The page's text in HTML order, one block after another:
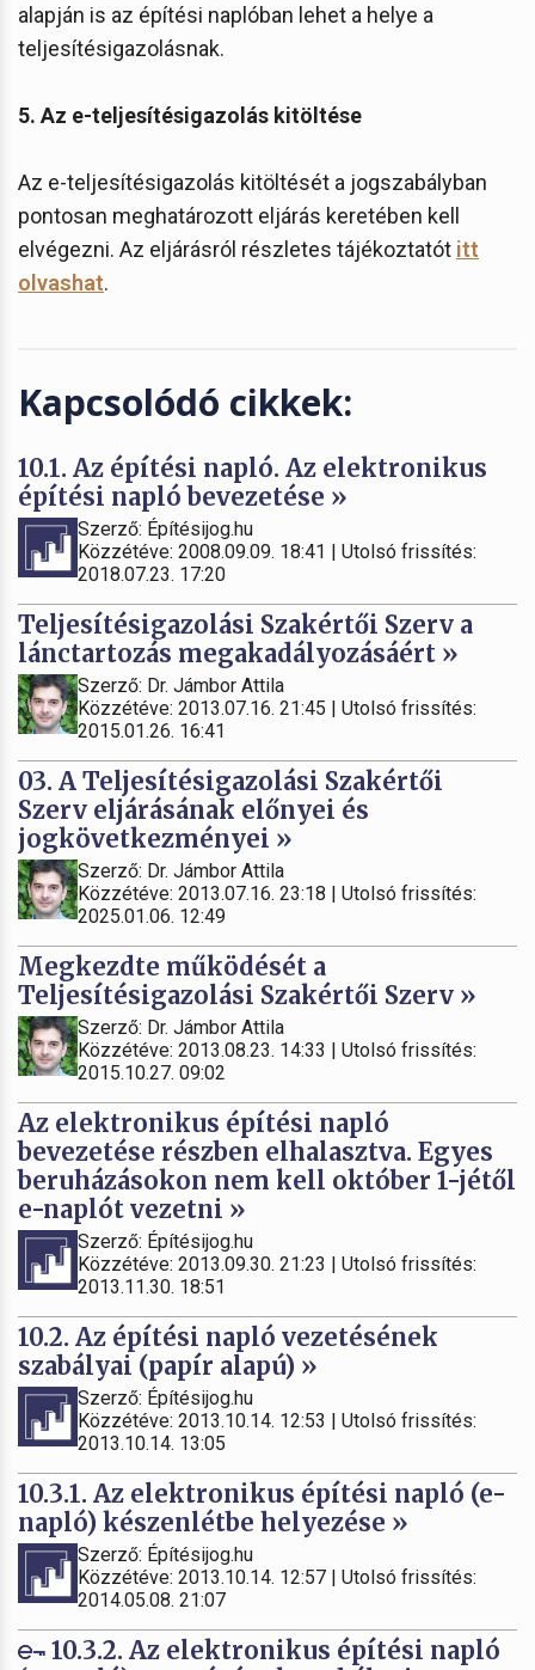
alapján is az építési naplóban lehet a helye a
teljesítésigazolásnak.
5. Az e-teljesítésigazolás kitöltése
Az e-teljesítésigazolás kitöltését a jogszabályban
pontosan meghatározott eljárás keretében kell
elvégezni. Az eljárásról részletes tájékoztatót itt
olvashat.
Kapcsolódó cikkek:
10.1. Az építési napló. Az elektronikus
építési napló bevezetése »
Szerző: Építésijog.hu
Közzétéve: 2008.09.09. 18:41 | Utolsó frissítés:
2018.07.23. 17:20
Teljesítésigazolási Szakértői Szerv a
lánctartozás megakadályozásáért »
Szerző: Dr. Jámbor Attila
Közzétéve: 2013.07.16. 21:45 | Utolsó frissítés:
2015.01.26. 16:41
03. A Teljesítésigazolási Szakértői
Szerv eljárásának előnyei és
jogkövetkezményei »
Szerző: Dr. Jámbor Attila
Közzétéve: 2013.07.16. 23:18 | Utolsó frissítés:
2025.01.06. 12:49
Megkezdte működését a
Teljesítésigazolási Szakértői Szerv »
Szerző: Dr. Jámbor Attila
Közzétéve: 2013.08.23. 14:33 | Utolsó frissítés:
2015.10.27. 09:02
Az elektronikus építési napló
bevezetése részben elhalasztva. Egyes
beruházásokon nem kell október 1-jétől
e-naplót vezetni »
Szerző: Építésijog.hu
Közzétéve: 2013.09.30. 21:23 | Utolsó frissítés:
2013.11.30. 18:51
10.2. Az építési napló vezetésének
szabályai (papír alapú) »
Szerző: Építésijog.hu
Közzétéve: 2013.10.14. 12:53 | Utolsó frissítés:
2013.10.14. 13:05
10.3.1. Az elektronikus építési napló (e-
napló) készenlétbe helyezése »
Szerző: Építésijog.hu
Közzétéve: 2013.10.14. 12:57 | Utolsó frissítés:
2014.05.08. 21:07
10.3.2. Az elektronikus építési napló